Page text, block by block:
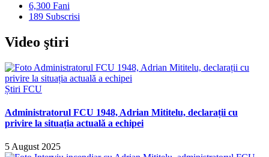
6,300 Fani
189 Subscrisi
Video ştiri
Știri FCU
Administratorul FCU 1948, Adrian Mititelu, declarații cu
privire la situația actuală a echipei
5 August 2025